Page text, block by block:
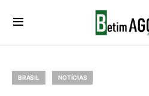
BRASIL NOTÍCIAS